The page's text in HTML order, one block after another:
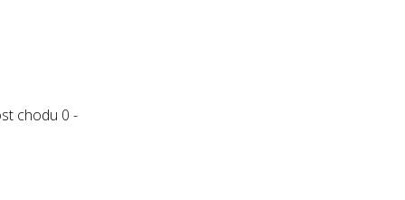
chodu 0 -